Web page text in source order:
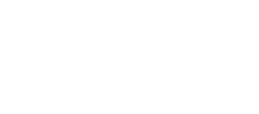
12
10
10
8